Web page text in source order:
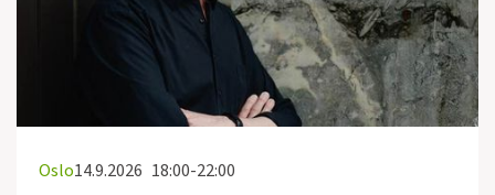
Oslo14.9.2026 18:00-22:00